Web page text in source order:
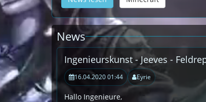
News
Ingenieurskunst - Jeeves -
16.04.2020 01:44 Eyrie
Hallo Ingenieure,